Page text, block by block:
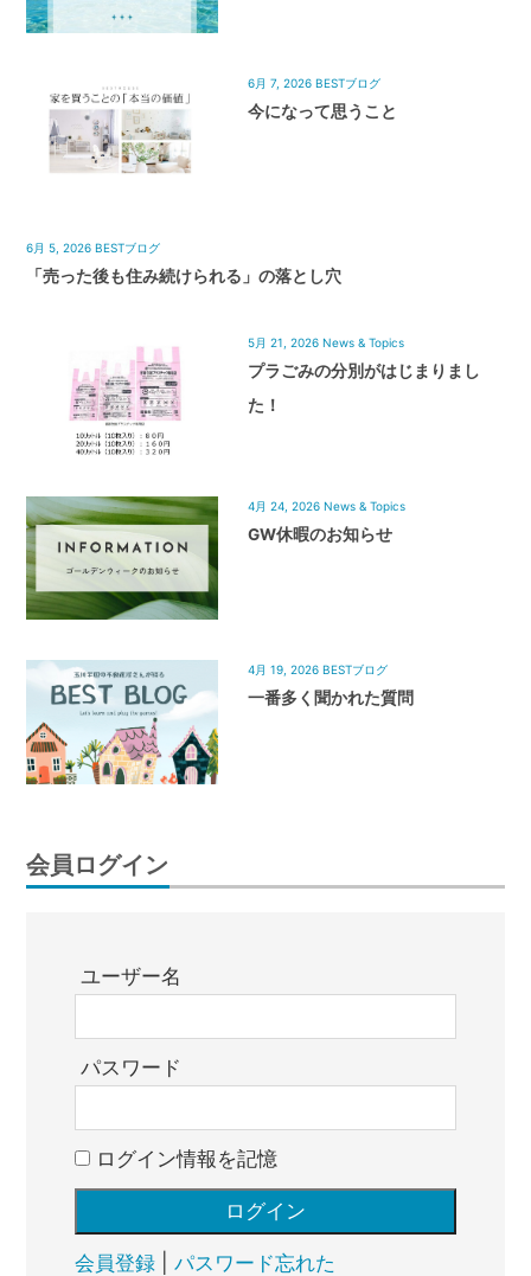
6月 7, 2026 BESTブログ
今になって思うこと
6月 5, 2026 BESTブログ
「売った後も住み続けられる」の落とし穴
5月 21, 2026 News & Topics
プラごみの分別がはじまりまし
た！
4月 24, 2026 News & Topics
GW休暇のお知らせ
4月 19, 2026 BESTブログ
一番多く聞かれた質問
会員ログイン
ユーザー名
パスワード
ログイン情報を記憶
会員登録| パスワード忘れた